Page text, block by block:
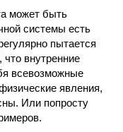
может быть
системы есть
пытается
внутренние
всевозможные
явления,
Или попросту